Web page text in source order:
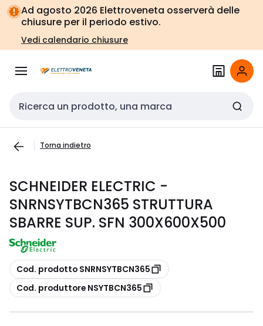
Vai alla
navigazione
Vai
alla
pagina
Ad agosto 2026 Elettroveneta osserverà delle
chiusure per il periodo estivo.
Vedi calendario chiusure
Cerca input
Torna indietro
SCHNEIDER ELECTRIC -
SNRNSYTBCN365 STRUTTURA
SBARRE SUP. SFN 300X600X500
copia
Cod. prodotto SNRNSYTBCN365
copia
Cod. produttore NSYTBCN365